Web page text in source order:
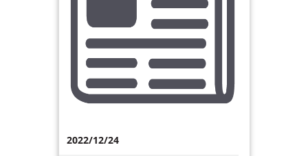
2022/12/24